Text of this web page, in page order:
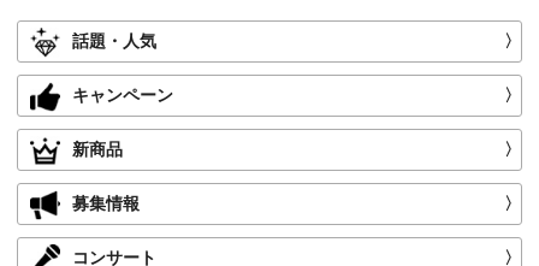
話題・人気 〉
キャンペーン 〉
新商品 〉
募集情報 〉
コンサート 〉